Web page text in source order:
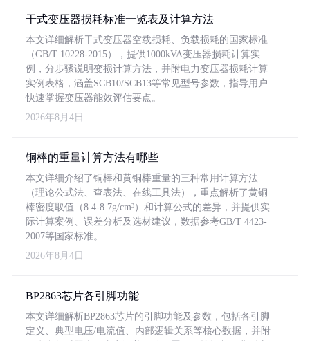
干式变压器损耗标准一览表及计算方法
本文详细解析干式变压器空载损耗、负载损耗的国家标准
（GB/T 10228-2015），提供1000kVA变压器损耗计算实
例，分步骤说明变损计算方法，并附电力变压器损耗计算
实例表格，涵盖SCB10/SCB13等常见型号参数，指导用户
快速掌握变压器能效评估要点。
2026年8月4日
铜棒的重量计算方法有哪些
本文详细介绍了铜棒和黄铜棒重量的三种常用计算方法
（理论公式法、查表法、在线工具法），重点解析了黄铜
棒密度取值（8.4-8.7g/cm³）和计算公式的差异，并提供实
际计算案例、误差分析及选材建议，数据参考GB/T 4423-
2007等国家标准。
2026年8月4日
BP2863芯片各引脚功能
本文详细解析BP2863芯片的引脚功能及参数，包括各引脚
定义、典型电压/电流值、内部逻辑关系等核心数据，并附